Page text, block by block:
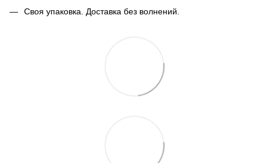
Своя упаковка. Доставка без волнений.